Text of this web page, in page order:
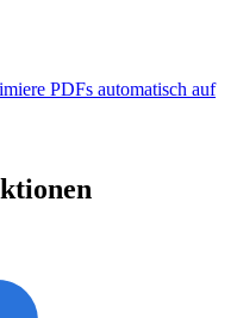
PDFs automatisch auf